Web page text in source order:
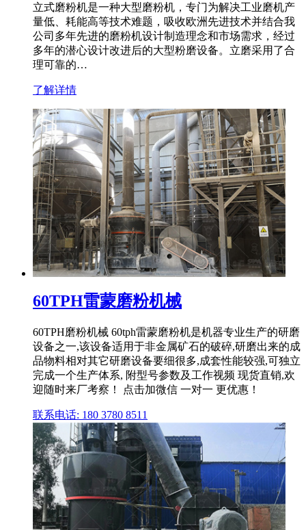
立式磨粉机是一种大型磨粉机，专门为解决工业磨机产
量低、耗能高等技术难题，吸收欧洲先进技术并结合我
公司多年先进的磨粉机设计制造理念和市场需求，经过
多年的潜心设计改进后的大型粉磨设备。立磨采用了合
理可靠的…
了解详情
60TPH雷蒙磨粉机械
60TPH磨粉机械 60tph雷蒙磨粉机是机器专业生产的研磨
设备之一,该设备适用于非金属矿石的破碎,研磨出来的成
品物料相对其它研磨设备要细很多,成套性能较强,可独立
完成一个生产体系, 附型号参数及工作视频 现货直销,欢
迎随时来厂考察！ 点击加微信 一对一 更优惠！
联系电话: 180 3780 8511